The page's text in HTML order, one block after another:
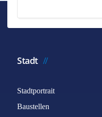
Stadt
Stadtportrait
Baustellen